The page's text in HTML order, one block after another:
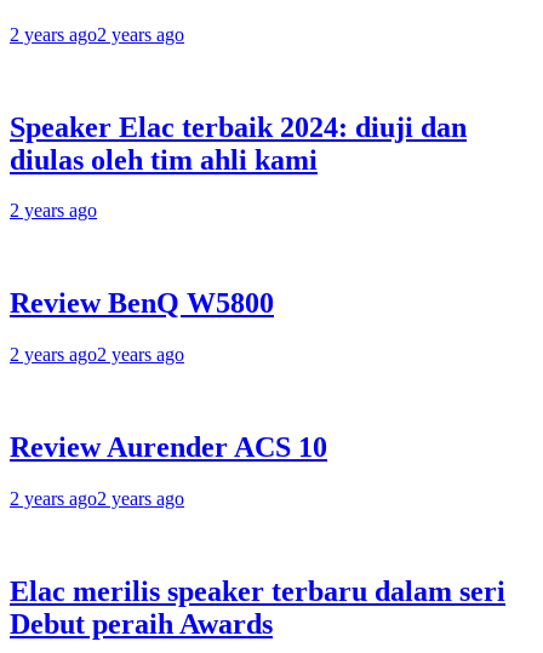
2 years ago2 years ago
Speaker Elac terbaik 2024: diuji dan
diulas oleh tim ahli kami
2 years ago
Review BenQ W5800
2 years ago2 years ago
Review Aurender ACS 10
2 years ago2 years ago
Elac merilis speaker terbaru dalam seri
Debut peraih Awards